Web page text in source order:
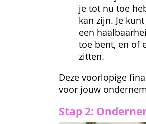
je tot nu toe
kan zijn. Je
een
toe bent, en of
zitten.
Deze voorlopige
voor jouw
Stap 2: